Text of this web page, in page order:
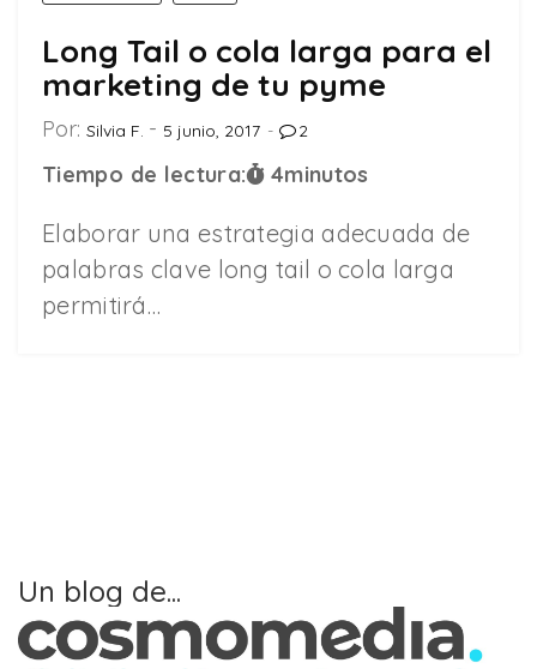
Long Tail o cola larga para el
marketing de tu pyme
Por: Silvia F. 5 junio, 2017 2
Tiempo de lectura: 4minutos
Elaborar una estrategia adecuada de
palabras clave long tail o cola larga
permitirá…
Un blog de...